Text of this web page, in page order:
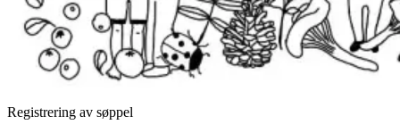
Registrering av søppel